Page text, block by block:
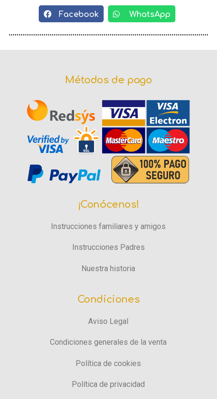
Facebook WhatsApp
Métodos de pago
¡Conócenos!
Instrucciones familiares y amigos
Instrucciones Padres
Nuestra historia
Condiciones
Aviso Legal
Condiciones generales de la venta
Política de cookies
Política de privacidad